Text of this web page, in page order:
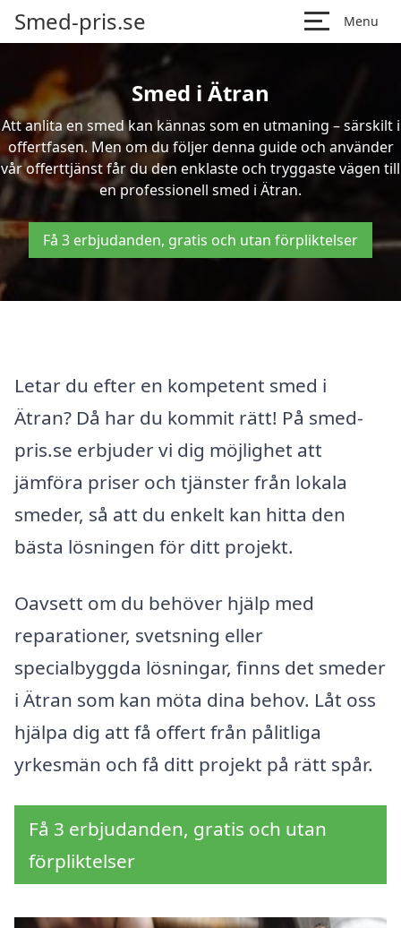
Smed-pris.se Menu
Smed i Ätran
Att anlita en smed kan kännas som en utmaning – särskilt i
offertfasen. Men om du följer denna guide och använder
vår offerttjänst får du den enklaste och tryggaste vägen till
en professionell smed i Ätran.
Få 3 erbjudanden, gratis och utan förpliktelser
Letar du efter en kompetent smed i
Ätran? Då har du kommit rätt! På smed-
pris.se erbjuder vi dig möjlighet att
jämföra priser och tjänster från lokala
smeder, så att du enkelt kan hitta den
bästa lösningen för ditt projekt.
Oavsett om du behöver hjälp med
reparationer, svetsning eller
specialbyggda lösningar, finns det smeder
i Ätran som kan möta dina behov. Låt oss
hjälpa dig att få offert från pålitliga
yrkesmän och få ditt projekt på rätt spår.
Få 3 erbjudanden, gratis och utan
förpliktelser